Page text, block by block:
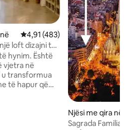
Vlerësimi mesatar 4,91 nga 5,
4,91 (483)
loft dizajni të
plazhit
hynim. Është
vjetra në
transformua
të hapur që
Njësi me qira në
Sagrada Familia